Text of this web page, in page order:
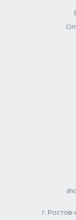
г. Ростов-